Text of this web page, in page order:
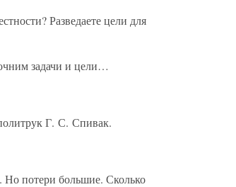
Разведаете цели для
задачи и цели…
Г. С. Спивак.
потери большие. Сколько